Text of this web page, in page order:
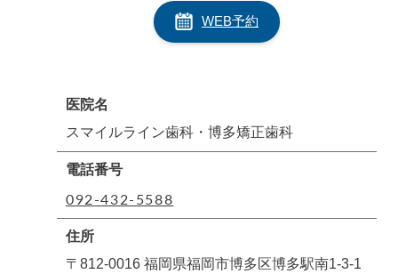
WEB予約
医院名
スマイルライン歯科・博多矯正歯科
電話番号
092-432-5588
住所
〒812-0016 福岡県福岡市博多区博多駅南1-3-1